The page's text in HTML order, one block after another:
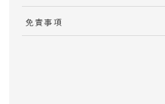
免責事項